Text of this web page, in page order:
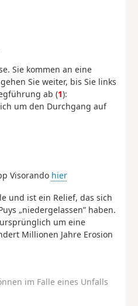
Sie kommen an eine
Sie weiter, bis Sie links
ab (1):
um den Durchgang auf
Visorando hier
und ist ein Relief, das sich
„niedergelassen” haben.
um eine
Millionen Jahre Erosion
im Falle eines Unfalls